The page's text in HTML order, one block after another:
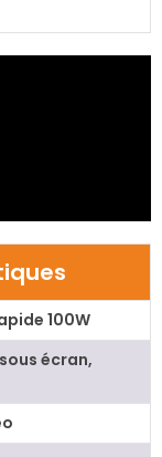
100W
écran,